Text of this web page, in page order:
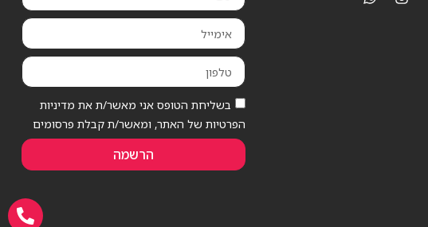
בשליחת הטופס אני מאשר/ת את מדיניות
הפרטיות של האתר, ומאשר/ת קבלת פרסומים
הרשמה